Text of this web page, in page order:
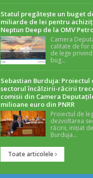
Statul pregătește un buget
miliarde de lei pentru
Neptun Deep de la OMV
Camera
calitate de for
de lege
bug...
Sebastian Burduja:
sectorul încălzirii-răcirii
comisii din Camera
milioane euro din PNRR
Proiectul de
dezvoltarea
răcirii, inițiat
Burduja...
Toate articolele